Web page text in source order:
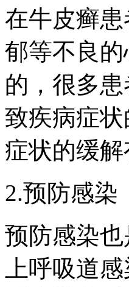
在牛皮癣
郁等不良
的，很多
致疾病症
症状的缓
2.预防感染
预防感染
上呼吸道